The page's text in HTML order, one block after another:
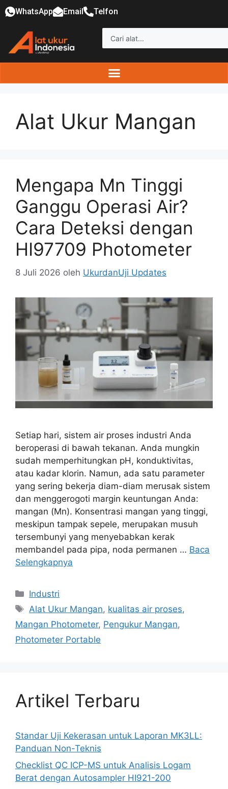
WhatsApp Email Telfon
Alat Ukur Mangan
Mengapa Mn Tinggi
Ganggu Operasi Air?
Cara Deteksi dengan
HI97709 Photometer
8 Juli 2026 oleh UkurdanUji Updates
Setiap hari, sistem air proses industri Anda
beroperasi di bawah tekanan. Anda mungkin
sudah memperhitungkan pH, konduktivitas,
atau kadar klorin. Namun, ada satu parameter
yang sering bekerja diam-diam merusak sistem
dan menggerogoti margin keuntungan Anda:
mangan (Mn). Konsentrasi mangan yang tinggi,
meskipun tampak sepele, merupakan musuh
tersembunyi yang menyebabkan kerak
membandel pada pipa, noda permanen … Baca
Selengkapnya
Industri
Alat Ukur Mangan, kualitas air proses,
Mangan Photometer, Pengukur Mangan,
Photometer Portable
Artikel Terbaru
Standar Uji Kekerasan untuk Laporan MK3LL:
Panduan Non-Teknis
Checklist QC ICP-MS untuk Analisis Logam
Berat dengan Autosampler HI921-200